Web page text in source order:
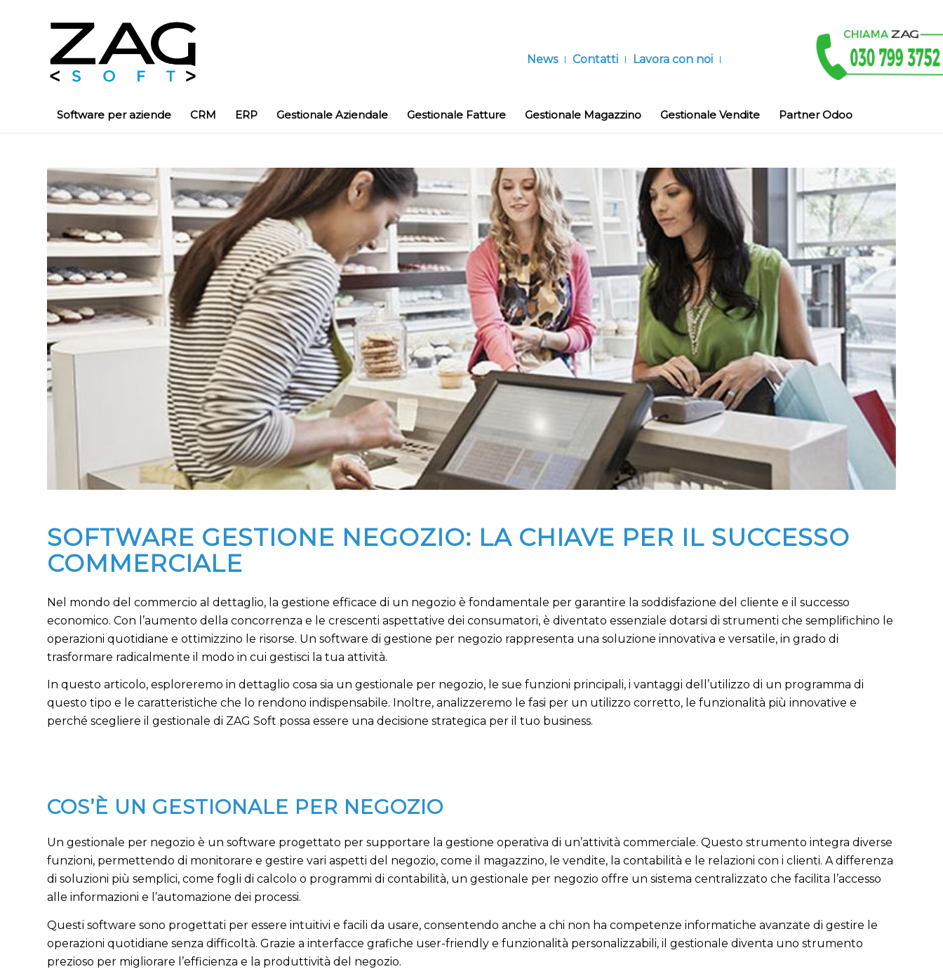
News Contatti Lavora con noi
Software per aziende CRM ERP Gestionale Aziendale Gestionale Fatture Gestionale Magazzino Gestionale Vendite Partner Odoo
SOFTWARE GESTIONE NEGOZIO: LA CHIAVE PER IL SUCCESSO
COMMERCIALE
Nel mondo del commercio al dettaglio, la gestione efficace di un negozio è fondamentale per garantire la soddisfazione del cliente e il successo
economico. Con l’aumento della concorrenza e le crescenti aspettative dei consumatori, è diventato essenziale dotarsi di strumenti che semplifichino le
operazioni quotidiane e ottimizzino le risorse. Un software di gestione per negozio rappresenta una soluzione innovativa e versatile, in grado di
trasformare radicalmente il modo in cui gestisci la tua attività.
In questo articolo, esploreremo in dettaglio cosa sia un gestionale per negozio, le sue funzioni principali, i vantaggi dell’utilizzo di un programma di
questo tipo e le caratteristiche che lo rendono indispensabile. Inoltre, analizzeremo le fasi per un utilizzo corretto, le funzionalità più innovative e
perché scegliere il gestionale di ZAG Soft possa essere una decisione strategica per il tuo business.
COS’È UN GESTIONALE PER NEGOZIO
Un gestionale per negozio è un software progettato per supportare la gestione operativa di un’attività commerciale. Questo strumento integra diverse
funzioni, permettendo di monitorare e gestire vari aspetti del negozio, come il magazzino, le vendite, la contabilità e le relazioni con i clienti. A differenza
di soluzioni più semplici, come fogli di calcolo o programmi di contabilità, un gestionale per negozio offre un sistema centralizzato che facilita l’accesso
alle informazioni e l’automazione dei processi.
Questi software sono progettati per essere intuitivi e facili da usare, consentendo anche a chi non ha competenze informatiche avanzate di gestire le
operazioni quotidiane senza difficoltà. Grazie a interfacce grafiche user-friendly e funzionalità personalizzabili, il gestionale diventa uno strumento
prezioso per migliorare l’efficienza e la produttività del negozio.